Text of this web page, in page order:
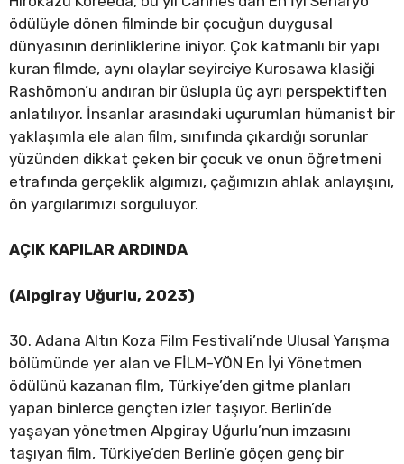
ödülüyle dönen filminde bir çocuğun duygusal
dünyasının derinliklerine iniyor. Çok katmanlı bir yapı
kuran filmde, aynı olaylar seyirciye Kurosawa klasiği
Rashōmon’u andıran bir üslupla üç ayrı perspektiften
anlatılıyor. İnsanlar arasındaki uçurumları hümanist bir
yaklaşımla ele alan film, sınıfında çıkardığı sorunlar
yüzünden dikkat çeken bir çocuk ve onun öğretmeni
etrafında gerçeklik algımızı, çağımızın ahlak anlayışını,
ön yargılarımızı sorguluyor.
AÇIK KAPILAR ARDINDA
(Alpgiray Uğurlu, 2023)
30. Adana Altın Koza Film Festivali’nde Ulusal Yarışma
bölümünde yer alan ve FİLM-YÖN En İyi Yönetmen
ödülünü kazanan film, Türkiye’den gitme planları
yapan binlerce gençten izler taşıyor. Berlin’de
yaşayan yönetmen Alpgiray Uğurlu’nun imzasını
taşıyan film, Türkiye’den Berlin’e göçen genç bir